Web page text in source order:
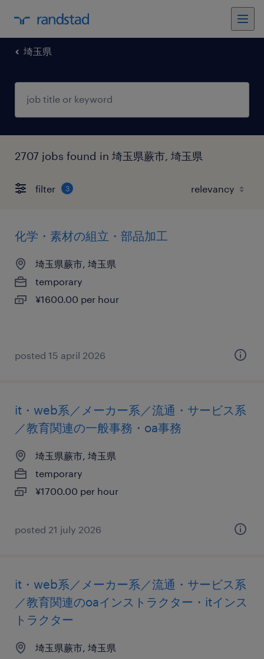
埼玉県
2707 jobs found in 埼玉県蕨市, 埼玉県
filter 3
化学・素材の組立・部品加工
埼玉県蕨市, 埼玉県
temporary
¥1600.00 per hour
posted 15 april 2026
it・web系／メーカー系／流通・サービス系
／教育関連の一般事務・oa事務
埼玉県蕨市, 埼玉県
temporary
¥1700.00 per hour
posted 21 july 2026
it・web系／メーカー系／流通・サービス系
／教育関連のoaインストラクター・itインス
トラクター
埼玉県蕨市, 埼玉県